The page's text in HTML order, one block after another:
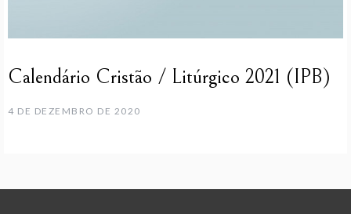
Calendário Cristão / Litúrgico 2021 (IPB)
4 DE DEZEMBRO DE 2020